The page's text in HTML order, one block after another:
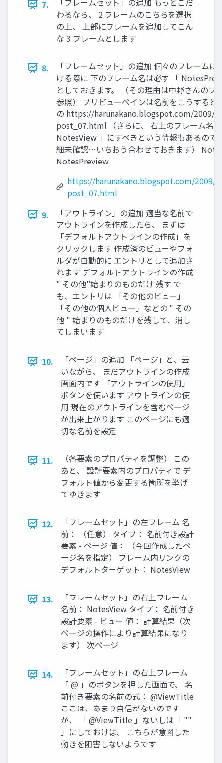
7.
「フレームセット」の追加 もっとこだ
わるなら、 2 フレームのこちらを選択
の上、 上部にフレームを追加してこん
な 3 フレームとします
8.
「フレームセット」の追加 個々のフレームに
ける際に 下のフレーム名は必ず 「
としておきます。 （その理由は中野さんのブ
参照） プリビューペインは名前をこうすると
の https://harunakano.blogspot.com/2009/
post_07.html （さらに、 右上のフレーム名
NotesView 」にすべきという情報もあるので
細未確認…いちおう合わせておきます）
NotesPreview
https://harunakano.blogspot.com/2009/
post_07.html
9.
「アウトライン」の追加 適当な名前で
アウトラインを作成したら、 まずは
「デフォルトアウトラインの作成」を
クリックします 作成済のビューやフォ
ルダが自動的に エントリとして追加さ
れます デフォルトアウトラインの作成
" その他”始まりのものだけ 残す で
も、エントリは 「その他のビュー」
「その他の個人ビュー」などの " その
他 " 始まりのものだけを残して、消し
てしまいます
10.
「ページ」の追加 「ページ」と、云
いながら、 まだアウトラインの作成
画面内です 「アウトラインの使用」
ボタンを使います アウトラインの使
用 現在のアウトラインを含むページ
が出来上がります このページにも適
切な名前を設定
11.
（各要素のプロパティを調整） この
あと、 設計要素内のプロパティで デ
フォルト値から変更する箇所を挙げ
てゆきます
12.
「フレームセット」の左フレーム 名
前： （任意） タイプ： 名前付き設計
要素 - ページ 値： （今回作成したペ
ージ名を指定） フレーム内リンクの
デフォルトターゲット： NotesView
13.
「フレームセット」の右上フレーム
名前： NotesView タイプ： 名前付き
設計要素 - ビュー 値： 計算結果（次
ページの操作により計算結果になり
ます） 次ページ
14.
「フレームセット」の右上フレーム
「 @ 」のボタンを押した画面で、 名
前付き要素の名前の式： @ViewTitle
ここは、あまり自信がないのです
が、 「 @ViewTitle 」ないしは「 ""
」にしておけば、 こちらが意図した
動きを阻害しないようです